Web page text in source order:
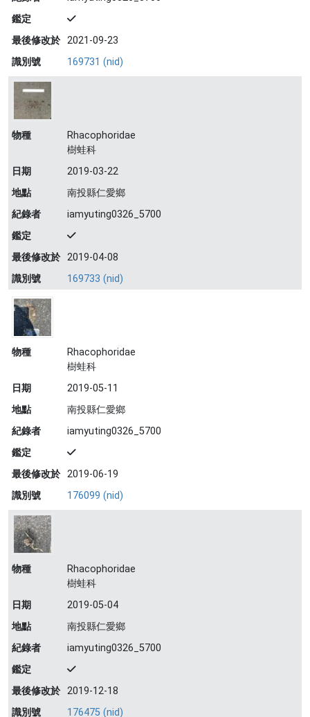
鑑定
最後修改於 2021-09-23
識別號
169731 (nid)
物種
Rhacophoridae
樹蛙科
日期
2019-03-22
地點
南投縣仁愛鄉
紀錄者
iamyuting0326_5700
鑑定
最後修改於 2019-04-08
識別號
169733 (nid)
物種
Rhacophoridae
樹蛙科
日期
2019-05-11
地點
南投縣仁愛鄉
紀錄者
iamyuting0326_5700
鑑定
最後修改於 2019-06-19
識別號
176099 (nid)
物種
Rhacophoridae
樹蛙科
日期
2019-05-04
地點
南投縣仁愛鄉
紀錄者
iamyuting0326_5700
鑑定
最後修改於 2019-12-18
識別號
176475 (nid)